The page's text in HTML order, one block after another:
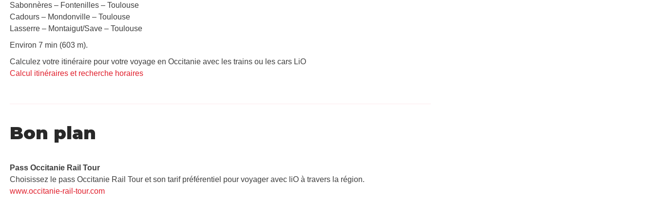
Sabonnères – Fontenilles – Toulouse
Cadours – Mondonville – Toulouse
Lasserre – Montaigut/Save – Toulouse
Environ 7 min (603 m).
Calculez votre itinéraire pour votre voyage en Occitanie avec les trains ou les cars LiO
Calcul itinéraires et recherche horaires
Bon plan
Pass Occitanie Rail Tour​
Choisissez le pass Occitanie Rail Tour et son tarif préférentiel pour voyager avec liO à travers la région.
www.occitanie-rail-tour.com